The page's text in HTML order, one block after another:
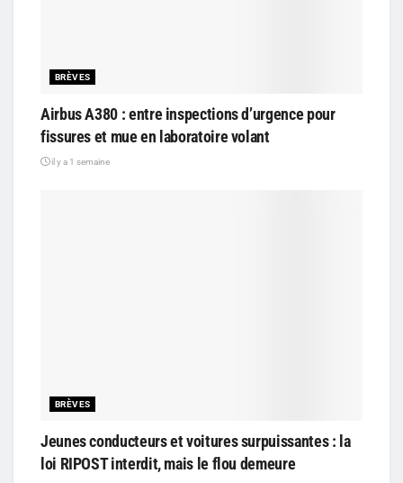
BRÈVES
Airbus A380 : entre inspections d’urgence pour
fissures et mue en laboratoire volant
il y a 1 semaine
BRÈVES
Jeunes conducteurs et voitures surpuissantes : la
loi RIPOST interdit, mais le flou demeure